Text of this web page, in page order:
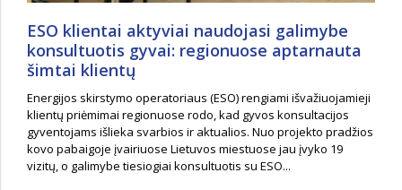
ESO klientai aktyviai naudojasi galimybe
konsultuotis gyvai: regionuose aptarnauta
šimtai klientų
Energijos skirstymo operatoriaus (ESO) rengiami išvažiuojamieji
klientų priėmimai regionuose rodo, kad gyvos konsultacijos
gyventojams išlieka svarbios ir aktualios. Nuo projekto pradžios
kovo pabaigoje įvairiuose Lietuvos miestuose jau įvyko 19
vizitų, o galimybe tiesiogiai konsultuotis su ESO...